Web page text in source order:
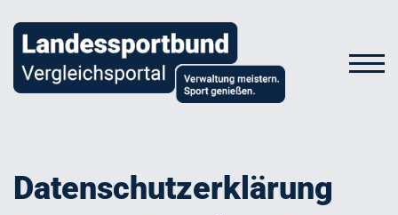
Datenschutzerklärung